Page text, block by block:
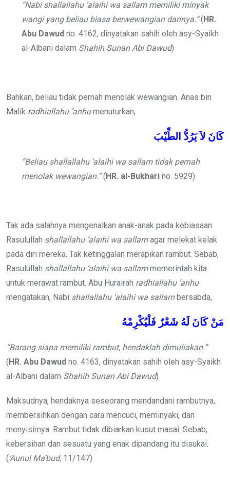
“Nabishallallahu ‘alaihi wa sallam memiliki minyak
wangi yang beliau biasa berwewangian darinya.”(HR.
Abu Dawud no. 4162, dinyatakan sahih oleh asy-Syaikh
al-Albani dalam Shahih Sunan Abi Dawud)
Bahkan, beliau tidak pernah menolak wewangian. Anas bin
Malik radhiallahu ‘anhumenuturkan,
كَانَ لاَ يَرُدُّ الطِّيْبَ
“Beliau shallallahu ‘alaihi wa sallam tidak pernah
menolak wewangian.”(HR. al-Bukhari no. 5929)
Tak ada salahnya mengenalkan anak-anak pada kebiasaan
Rasulullah shallallahu ‘alaihi wa sallamagar melekat kelak
pada diri mereka. Tak ketinggalan merapikan rambut. Sebab,
Rasulullah shallallahu ‘alaihi wa sallammemerintah kita
untuk merawat rambut. Abu Hurairah radhiallahu ‘anhu
mengatakan, Nabi shallallahu ‘alaihi wa sallambersabda,
مَنْ كَانَ لَهُ شَعْرٌ فَلْيُكْرِمْهُ
“Barang siapa memiliki rambut, hendaklah dimuliakan.”
(HR. Abu Dawud no. 4163, dinyatakan sahih oleh asy-Syaikh
al-Albani dalam Shahih Sunan Abi Dawud)
Maksudnya, hendaknya seseorang mendandani rambutnya,
membersihkan dengan cara mencuci, meminyaki, dan
menyisirnya. Rambut tidak dibiarkan kusut masai. Sebab,
kebersihan dan sesuatu yang enak dipandang itu disukai.
(‘Aunul Ma’bud, 11/147)